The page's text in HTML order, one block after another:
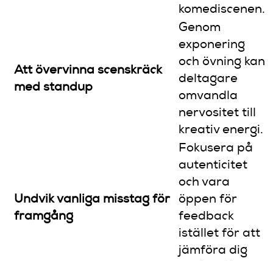
komediscenen.
Att övervinna scenskräck
med standup
Genom
exponering
och övning kan
deltagare
omvandla
nervositet till
kreativ energi.
Undvik vanliga misstag för
framgång
Fokusera på
autenticitet
och vara
öppen för
feedback
istället för att
jämföra dig